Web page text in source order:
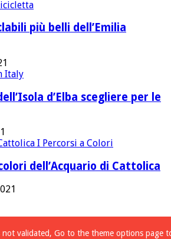
più belli dell’Emilia
d’Elba scegliere per le
dell’Acquario di Cattolica
not validated, Go to the theme options page